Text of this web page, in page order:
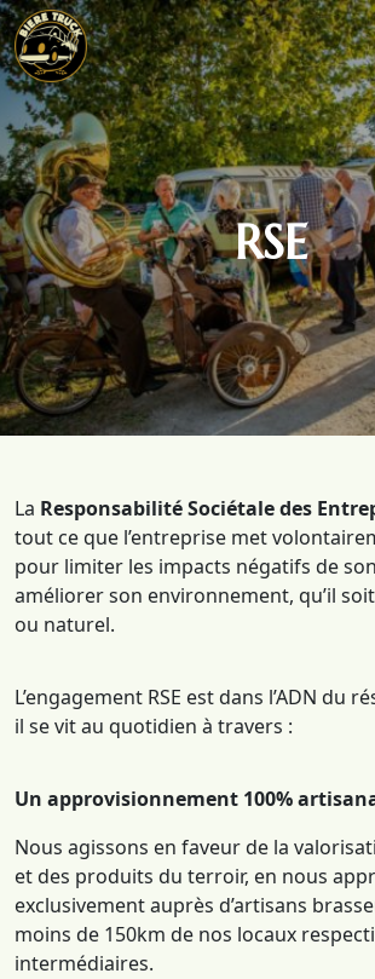
RSE
La Responsabilité Sociétale des
tout ce que l’entreprise met
pour limiter les impacts négatifs de
améliorer son environnement, qu’il
ou naturel.
L’engagement RSE est dans l’ADN du
il se vit au quotidien à travers :
Un approvisionnement 100%
Nous agissons en faveur de la
et des produits du terroir, en nous
exclusivement auprès d’artisans
moins de 150km de nos locaux
intermédiaires.